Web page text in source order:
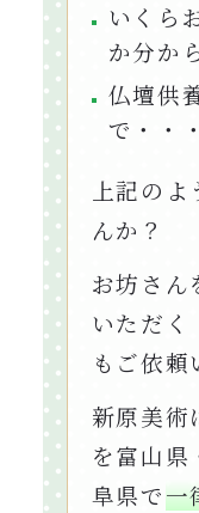
いくら
か分か
仏壇供
で・・・
上記の
んか？
お坊さん
いただく
もご依頼
新原美術
を富山県
阜県で一